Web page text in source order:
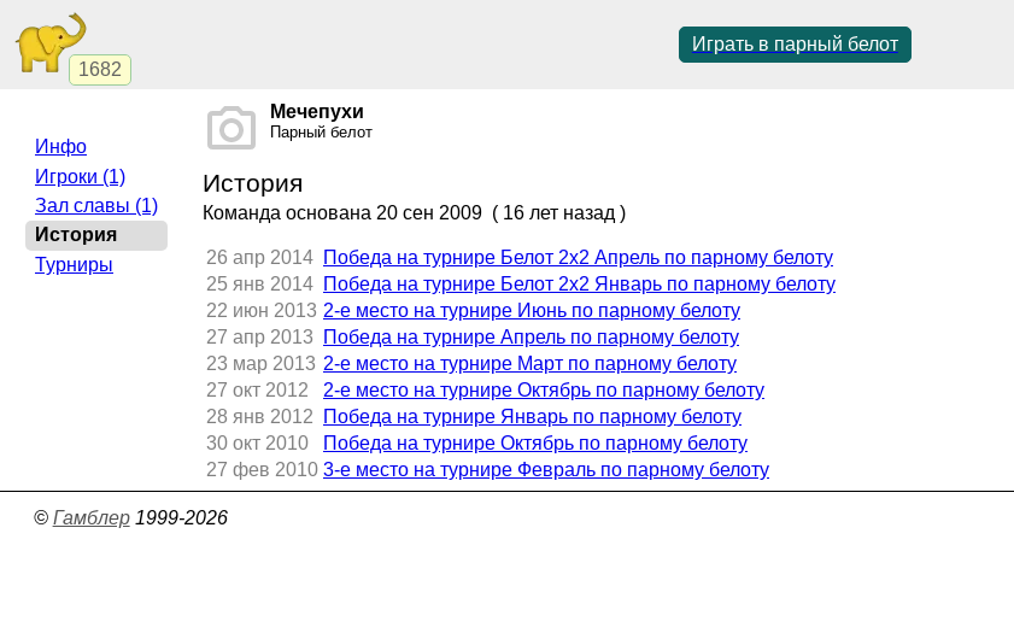
1682
Играть в парный белот
Мечепухи
Парный белот
История
Команда основана 20 сен 2009 ( 16 лет назад )
26 апр 2014 Победа на турнире Белот 2x2 Апрель по парному белоту
25 янв 2014 Победа на турнире Белот 2x2 Январь по парному белоту
22 июн 2013 2-е место на турнире Июнь по парному белоту
27 апр 2013
Победа на турнире Апрель по парному белоту
23 мар 2013 2-е место на турнире Март по парному белоту
27 окт 2012
2-е место на турнире Октябрь по парному белоту
28 янв 2012
Победа на турнире Январь по парному белоту
30 окт 2010
Победа на турнире Октябрь по парному белоту
27 фев 2010 3-е место на турнире Февраль по парному белоту
Инфо
Игроки (1)
Зал славы (1)
История
Турниры
© Гамблер1999-2026